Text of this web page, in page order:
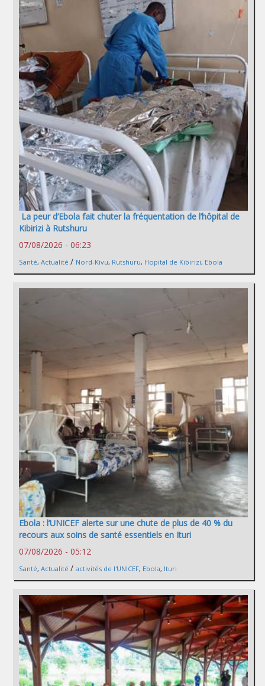
La peur d’Ebola fait chuter la fréquentation de l’hôpital de
Kibirizi à Rutshuru
07/08/2026 - 06:23
Santé, Actualité / Nord-Kivu, Rutshuru, Hopital de Kibirizi, Ebola
Ebola : l’UNICEF alerte sur une chute de plus de 40 % du
recours aux soins de santé essentiels en Ituri
07/08/2026 - 05:12
Santé, Actualité / activités de l'UNICEF, Ebola, Ituri